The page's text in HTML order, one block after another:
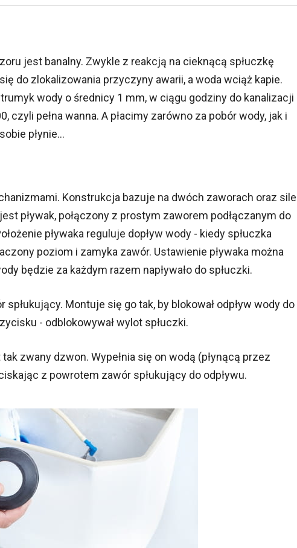
jest banalny. Zwykle z reakcją na cieknącą spłuczkę
do zlokalizowania przyczyny awarii, a woda wciąż kapie.
wody o średnicy 1 mm, w ciągu godziny do kanalizacji
czyli pełna wanna. A płacimy zarówno za pobór wody, jak i
płynie...
Konstrukcja bazuje na dwóch zaworach oraz sile
pływak, połączony z prostym zaworem podłączanym do
pływaka reguluje dopływ wody - kiedy spłuczka
poziom i zamyka zawór. Ustawienie pływaka można
będzie za każdym razem napływało do spłuczki.
Montuje się go tak, by blokował odpływ wody do
- odblokowywał wylot spłuczki.
zwany dzwon. Wypełnia się on wodą (płynącą przez
z powrotem zawór spłukujący do odpływu.